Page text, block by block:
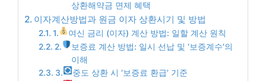
상환해약금 면제 혜택
이자계산방법과 원금 이자 상환시기 및 방법
1.
여신 금리 (이자) 계산 방법: 일할 계산 원칙
2.
보증료 계산 방법: 일시 선납 및 ‘보증계수’의
이해
3.
중도 상환 시 ‘보증료 환급’ 기준